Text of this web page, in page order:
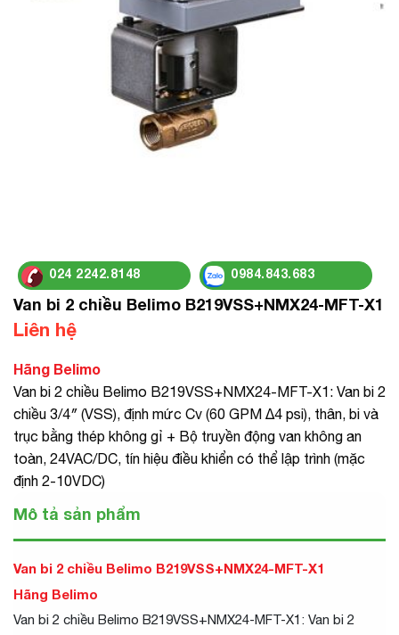
024 2242.8148 0984.843.683
Van bi 2 chiều Belimo B219VSS+NMX24-MFT-X1
Liên hệ
Hãng Belimo
Van bi 2 chiều Belimo B219VSS+NMX24-MFT-X1: Van bi 2
chiều 3/4″ (VSS), định mức Cv (60 GPM Δ4 psi), thân, bi và
trục bằng thép không gỉ + Bộ truyền động van không an
toàn, 24VAC/DC, tín hiệu điều khiển có thể lập trình (mặc
định 2-10VDC)
Mô tả sản phẩm
Van bi 2 chiều Belimo B219VSS+NMX24-MFT-X1
Hãng Belimo
Van bi 2 chiều Belimo B219VSS+NMX24-MFT-X1: Van bi 2